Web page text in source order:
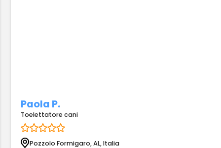
Paola P.
Toelettatore cani
Pozzolo Formigaro, AL, Italia